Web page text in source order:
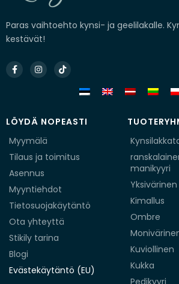
Paras vaihtoehto kynsi- ja geelilakalle.
kestävät!
Facebook-
f
Instagram
Tiktok
LÖYDÄ NOPEASTI
Myymälä
Tilaus ja toimitus
Asennus
Myyntiehdot
Tietosuojakäytäntö
Ota yhteyttä
Stikily tarina
Blogi
Evästekäytäntö (EU)
manikyyri
Yksivärinen
Kimallus
Ombre
Kuviollinen
Kukka